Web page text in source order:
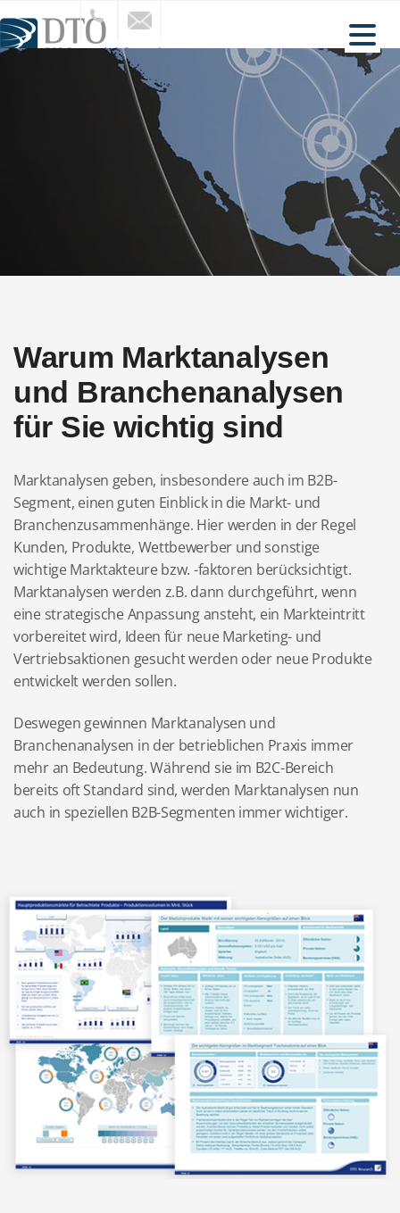
BRANCHEN LEISTUNGEN
ÜBER UNS REFERENZEN AKTUELLES
Warum Marktanalysen
und Branchenanalysen
für Sie wichtig sind
Marktanalysen geben, insbesondere auch im B2B-
Segment, einen guten Einblick in die Markt- und
Branchenzusammenhänge. Hier werden in der Regel
Kunden, Produkte, Wettbewerber und sonstige
wichtige Marktakteure bzw. -faktoren berücksichtigt.
Marktanalysen werden z.B. dann durchgeführt, wenn
eine strategische Anpassung ansteht, ein Markteintritt
vorbereitet wird, Ideen für neue Marketing- und
Vertriebsaktionen gesucht werden oder neue Produkte
entwickelt werden sollen.
Deswegen gewinnen Marktanalysen und
Branchenanalysen in der betrieblichen Praxis immer
mehr an Bedeutung. Während sie im B2C-Bereich
bereits oft Standard sind, werden Marktanalysen nun
auch in speziellen B2B-Segmenten immer wichtiger.